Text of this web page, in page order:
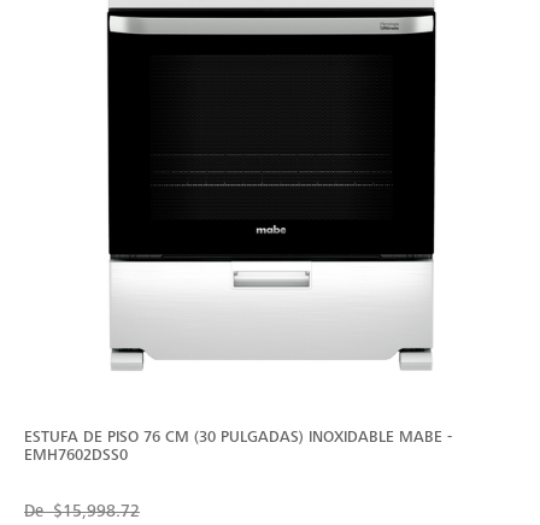
ESTUFA DE PISO 76 CM (30 PULGADAS) INOXIDABLE MABE -
EMH7602DSS0
De$15,998.72